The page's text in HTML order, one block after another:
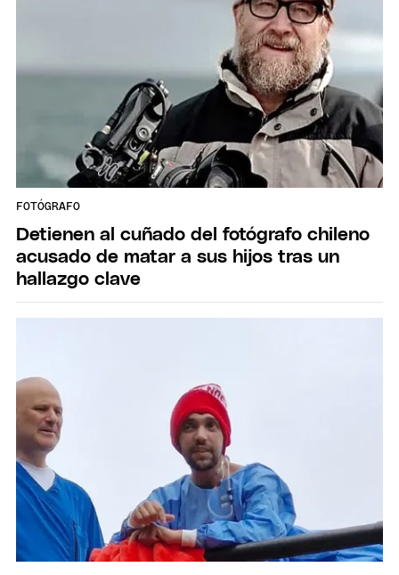
FOTÓGRAFO
Detienen al cuñado del fotógrafo chileno
acusado de matar a sus hijos tras un
hallazgo clave